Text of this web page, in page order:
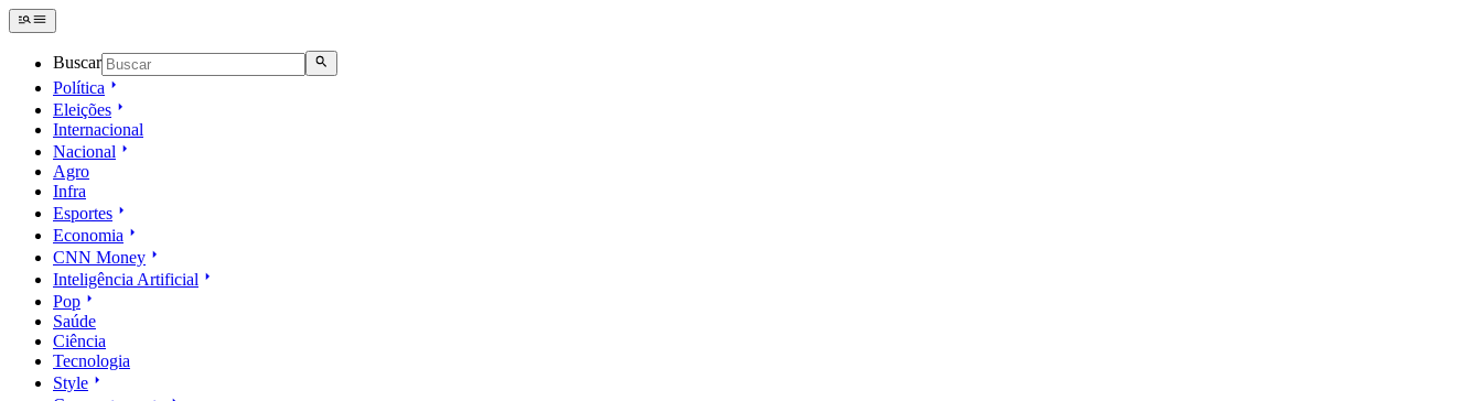
Buscar
Política
Eleições
Internacional
Nacional
Agro
Infra
Esportes
Economia
CNN Money
Inteligência Artificial
Pop
Saúde
Ciência
Tecnologia
Style